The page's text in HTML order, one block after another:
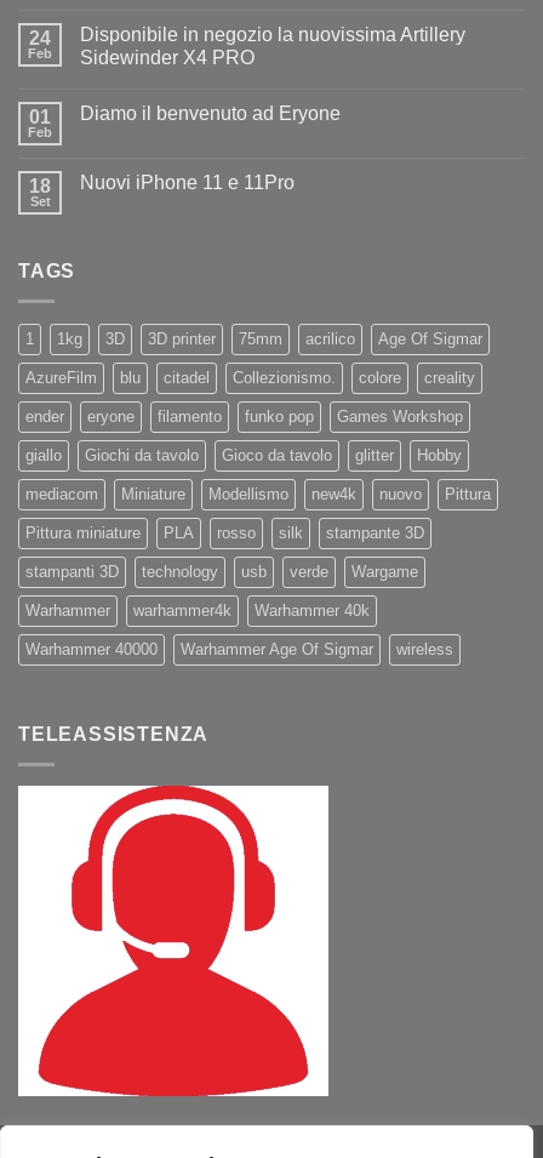
Diamo
il
benvenuto
24
Feb
Disponibile in negozio la nuovissima Artillery
Sidewinder X4 PRO
su
la
nuovissima
01
Feb
Diamo il benvenuto ad Eryone
Diamo
18
Set
Nuovi iPhone 11 e 11Pro
TAGS
1 1kg 3D 3D printer 75mm acrilico Age Of Sigmar
AzureFilm blu citadel Collezionismo. colore creality
ender eryone filamento funko pop Games Workshop
giallo Giochi da tavolo Gioco da tavolo glitter Hobby
mediacom Miniature Modellismo new4k nuovo Pittura
Pittura miniature PLA rosso silk stampante 3D
stampanti 3D technology usb verde Wargame
Warhammer warhammer4k Warhammer 40k
Warhammer 40000 Warhammer Age Of Sigmar wireless
TELEASSISTENZA